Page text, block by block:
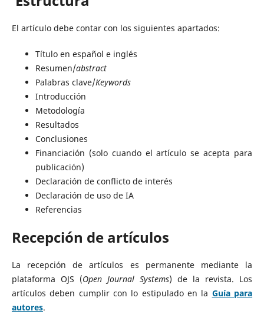
El artículo debe contar con los siguientes apartados:
Título en español e inglés
Resumen/abstract
Palabras clave/Keywords
Introducción
Metodología
Resultados
Conclusiones
Financiación (solo cuando el artículo se acepta para
publicación)
Declaración de conflicto de interés
Declaración de uso de IA
Referencias
Recepción de artículos
La recepción de artículos es permanente mediante la
plataforma OJS (Open Journal Systems) de la revista. Los
artículos deben cumplir con lo estipulado en la Guía para
autores.